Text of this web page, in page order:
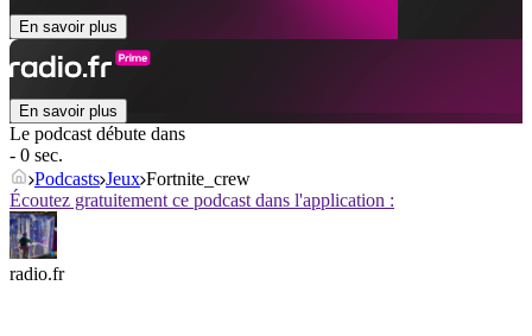
En savoir plus
En savoir plus
Le podcast débute dans
- 0 sec.
Podcasts Jeux Fortnite_crew
Écoutez gratuitement ce podcast dans l'application :
radio.fr